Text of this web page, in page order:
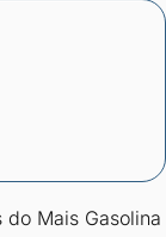
Mais Gasolina